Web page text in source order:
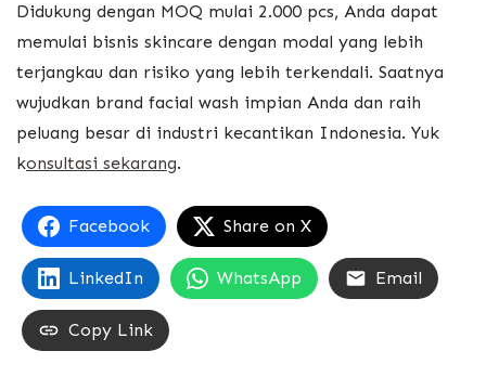
Didukung dengan MOQ mulai 2.000 pcs, Anda dapat
memulai bisnis skincare dengan modal yang lebih
terjangkau dan risiko yang lebih terkendali. Saatnya
wujudkan brand facial wash impian Anda dan raih
peluang besar di industri kecantikan Indonesia. Yuk
konsultasi sekarang.
Facebook Share on X
LinkedIn WhatsApp Email
Copy Link